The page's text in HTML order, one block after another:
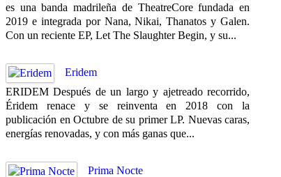
es una banda madrileña de TheatreCore fundada en
2019 e integrada por Nana, Nikai, Thanatos y Galen.
Con un reciente EP, Let The Slaughter Begin, y su...
Eridem
ERIDEM Después de un largo y ajetreado recorrido,
Éridem renace y se reinventa en 2018 con la
publicación en Octubre de su primer LP. Nuevas caras,
energías renovadas, y con más ganas que...
Prima Nocte